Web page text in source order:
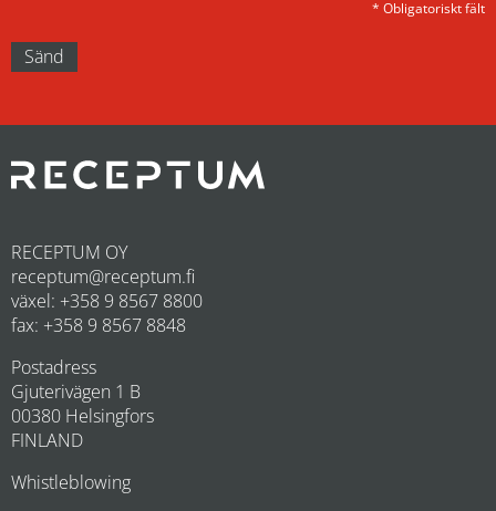
* Obligatoriskt fält
RECEPTUM OY
receptum@receptum.fi
växel: +358 9 8567 8800
fax: +358 9 8567 8848
Postadress
Gjuterivägen 1 B
00380 Helsingfors
FINLAND
Whistleblowing